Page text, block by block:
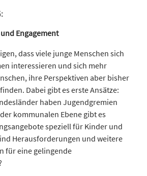
Engagement
dass viele junge Menschen sich
interessieren und sich mehr
ihre Perspektiven aber bisher
Dabei gibt es erste Ansätze:
haben Jugendgremien
kommunalen Ebene gibt es
speziell für Kinder und
Herausforderungen und weitere
für eine gelingende